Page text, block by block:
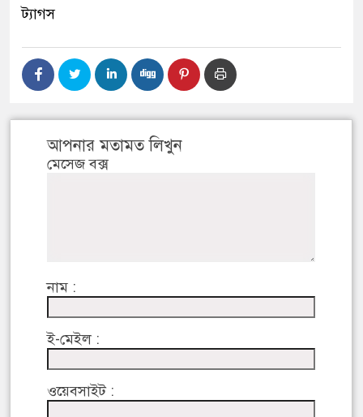
ট্যাগস
আপনার মতামত লিখুন
মেসেজ বক্স
নাম :
ই-মেইল :
ওয়েবসাইট :